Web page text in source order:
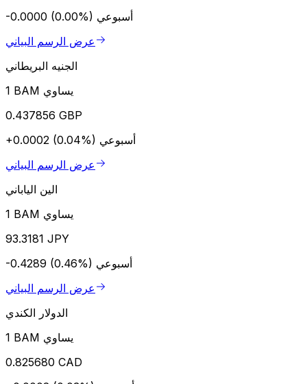
-0.0000 (0.00%) أسبوعي
عرض الرسم البياني
الجنيه البريطاني
1 BAM يساوي
0.437856 GBP
+0.0002 (0.04%) أسبوعي
عرض الرسم البياني
الين الياباني
1 BAM يساوي
93.3181 JPY
-0.4289 (0.46%) أسبوعي
عرض الرسم البياني
الدولار الكندي
1 BAM يساوي
0.825680 CAD